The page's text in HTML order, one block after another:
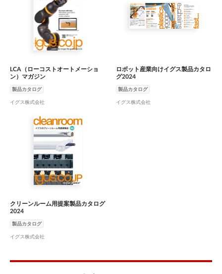
LCA（ローコストオートメーショ
ン）マガジン
製品カタログ
イグス株式会社
ロボット産業向けイグス製品カタロ
グ2024
製品カタログ
イグス株式会社
クリーンルーム用提案製品カタログ
2024
製品カタログ
イグス株式会社